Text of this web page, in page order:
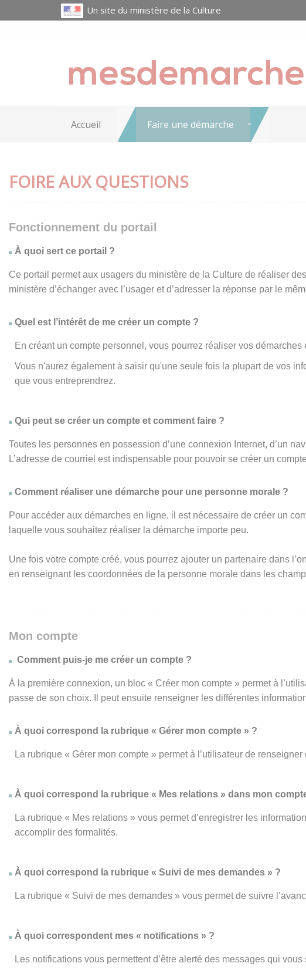
Un site du ministère de la Culture
Accueil Faire une démarche
FOIRE AUX QUESTIONS
Fonctionnement du portail
À quoi sert ce portail ?
Ce portail permet aux usagers du ministère de la Culture de réaliser
ministère d’échanger avec l’usager et d’adresser la réponse par le
Quel est l’intérêt de me créer un compte ?
En créant un compte personnel, vous pourrez réaliser vos
Vous n'aurez également à saisir qu'une seule fois la plupart de vos
que vous entreprendrez.
Qui peut se créer un compte et comment faire ?
Toutes les personnes en possession d’une connexion Internet, d’un
L’adresse de courriel est indispensable pour pouvoir se créer un
Comment réaliser une démarche pour une personne morale ?
Pour accéder aux démarches en ligne, il est nécessaire de créer un
laquelle vous souhaitez réaliser la démarche importe peu.
Une fois votre compte créé, vous pourrez ajouter un partenaire dans
en renseignant les coordonnées de la personne morale dans les
Mon compte
Comment puis-je me créer un compte ?
À la première connexion, un bloc « Créer mon compte » permet à
passe de son choix. Il peut ensuite renseigner les différentes
À quoi correspond la rubrique « Gérer mon compte » ?
La rubrique « Gérer mon compte » permet à l’utilisateur de
À quoi correspond la rubrique « Mes relations » dans mon
La rubrique « Mes relations » vous permet d’enregistrer les
accomplir des formalités.
À quoi correspond la rubrique « Suivi de mes demandes » ?
La rubrique « Suivi de mes demandes » vous permet de suivre
À quoi correspondent mes « notifications » ?
Les notifications vous permettent d’être alerté des messages qui